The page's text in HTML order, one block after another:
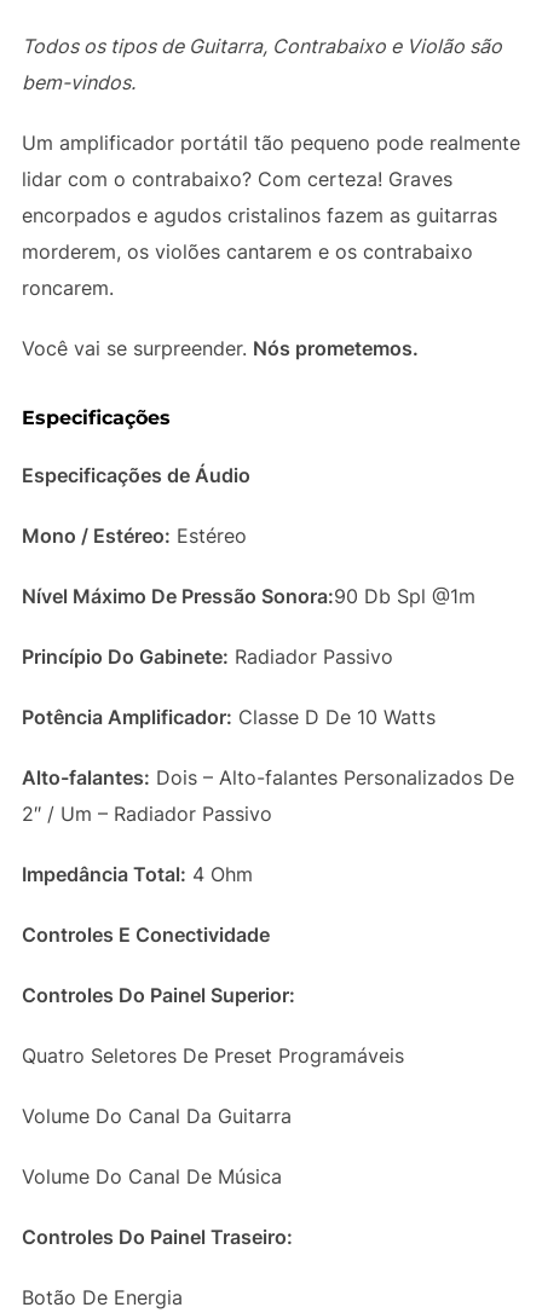
Todos os tipos de Guitarra, Contrabaixo e Violão são
bem-vindos.
Um amplificador portátil tão pequeno pode realmente
lidar com o contrabaixo? Com certeza! Graves
encorpados e agudos cristalinos fazem as guitarras
morderem, os violões cantarem e os contrabaixo
roncarem.
Você vai se surpreender. Nós prometemos.
Especificações
Especificações de Áudio
Mono / Estéreo: Estéreo
Nível Máximo De Pressão Sonora:90 Db Spl @1m
Princípio Do Gabinete: Radiador Passivo
Potência Amplificador: Classe D De 10 Watts
Alto-falantes: Dois – Alto-falantes Personalizados De
2″ / Um – Radiador Passivo
Impedância Total: 4 Ohm
Controles E Conectividade
Controles Do Painel Superior:
Quatro Seletores De Preset Programáveis
Volume Do Canal Da Guitarra
Volume Do Canal De Música
Controles Do Painel Traseiro:
Botão De Energia